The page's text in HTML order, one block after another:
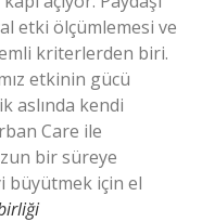
etki ölçümlemesi ve
kriterlerden biri.
etkinin gücü
aslında kendi
Care ile
bir süreye
büyütmek için el